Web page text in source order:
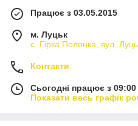
Працює з 03.05.2015
м. Луцьк
с. Гірка Полонка, вул.
Контакти
Сьогодні працює з
Показати весь графік